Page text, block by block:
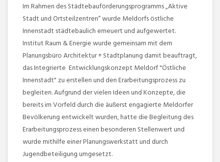
Im Rahmen des Städtebauförderungsprogramms „Aktive
Stadt und Ortsteilzentren“ wurde Meldorfs östliche
Innenstadt städtebaulich erneuert und aufgewertet.
Institut Raum & Energie wurde gemeinsam mit dem
Planungsbüro Architektur + Stadtplanung damit beauftragt,
das Integrierte Entwicklungskonzept Meldorf "Östliche
Innenstadt" zu erstellen und den Erarbeitungsprozess zu
begleiten. Aufgrund der vielen Ideen und Konzepte, die
bereits im Vorfeld durch die äußerst engagierte Meldorfer
Bevölkerung entwickelt wurden, hatte die Begleitung des
Erarbeitungsprozess einen besonderen Stellenwert und
wurde mithilfe einer Planungswerkstatt und durch
Jugendbeteiligung umgesetzt.